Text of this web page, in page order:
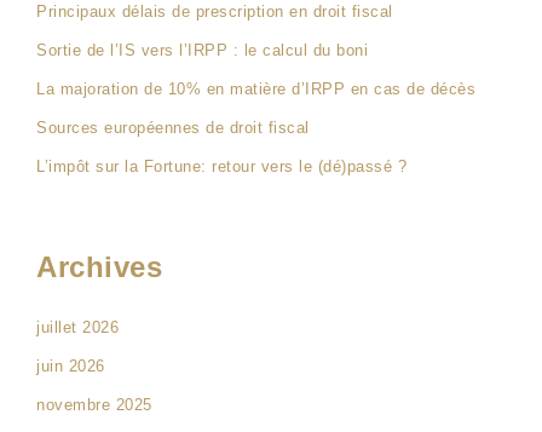
Principaux délais de prescription en droit fiscal
Sortie de l’IS vers l’IRPP : le calcul du boni
La majoration de 10% en matière d’IRPP en cas de décès
Sources européennes de droit fiscal
L’impôt sur la Fortune: retour vers le (dé)passé ?
Archives
juillet 2026
juin 2026
novembre 2025